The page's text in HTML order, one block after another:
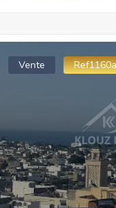
Vente Ref1160a